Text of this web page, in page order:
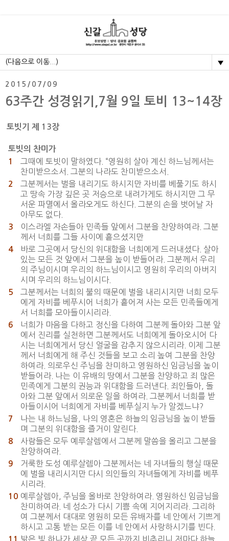
▼
2015/07/09
63주간 성경읽기,7월 9일 토비 13~14장
토빗기 제 13장
토빗의 찬미가
1
그때에 토빗이 말하였다. “영원히 살아 계신 하느님께서는
찬미받으소서. 그분의 나라도 찬미받으소서.
2
그분께서는 벌을 내리기도 하시지만 자비를 베풀기도 하시
고 땅속 가장 깊은 곳 저승으로 내려가게도 하시지만 그 무
서운 파멸에서 올라오게도 하신다. 그분의 손을 벗어날 자
아무도 없다.
3
이스라엘 자손들아 민족들 앞에서 그분을 찬양하여라. 그분
께서 너희를 그들 사이에 흩으셨지만
4
바로 그곳에서 당신의 위대함을 너희에게 드러내셨다. 살아
있는 모든 것 앞에서 그분을 높이 받들어라. 그분께서 우리
의 주님이시며 우리의 하느님이시고 영원히 우리의 아버지
시며 우리의 하느님이시다.
5
그분께서는 너희의 불의 때문에 벌을 내리시지만 너희 모두
에게 자비를 베푸시어 너희가 흩어져 사는 모든 민족들에게
서 너희를 모아들이시리라.
6
너희가 마음을 다하고 정신을 다하여 그분께 돌아와 그분 앞
에서 진리를 실천하면 그분께서도 너희에게 돌아오시어 다
시는 너희에게서 당신 얼굴을 감추지 않으시리라. 이제 그분
께서 너희에게 해 주신 것들을 보고 소리 높여 그분을 찬양
하여라. 의로우신 주님을 찬미하고 영원하신 임금님을 높이
받들어라. 나는 이 유배의 땅에서 그분을 찬양하고 죄 많은
민족에게 그분의 권능과 위대함을 드러낸다. 죄인들아, 돌
아와 그분 앞에서 의로운 일을 하여라. 그분께서 너희를 받
아들이시어 너희에게 자비를 베푸실지 누가 알겠느냐?
7
나는 내 하느님을, 나의 영혼은 하늘의 임금님을 높이 받들
며 그분의 위대함을 즐거이 알린다.
8
사람들은 모두 예루살렘에서 그분께 말씀을 올리고 그분을
찬양하여라.
9
거룩한 도성 예루살렘아 그분께서는 네 자녀들의 행실 때문
에 벌을 내리시지만 다시 의인들의 자녀들에게 자비를 베푸
시리라.
10 예루살렘아, 주님을 올바로 찬양하여라. 영원하신 임금님을
찬미하여라. 네 성소가 다시 기쁨 속에 지어지리라. 그리하
여 그분께서 대대로 영원히 모든 유배자를 네 안에서 기쁘게
하시고 고통 받는 모든 이를 네 안에서 사랑하시기를 빈다.
11
밝은 빛 하나가 세상 끝 모든 곳까지 비추리니 저마다 하늘